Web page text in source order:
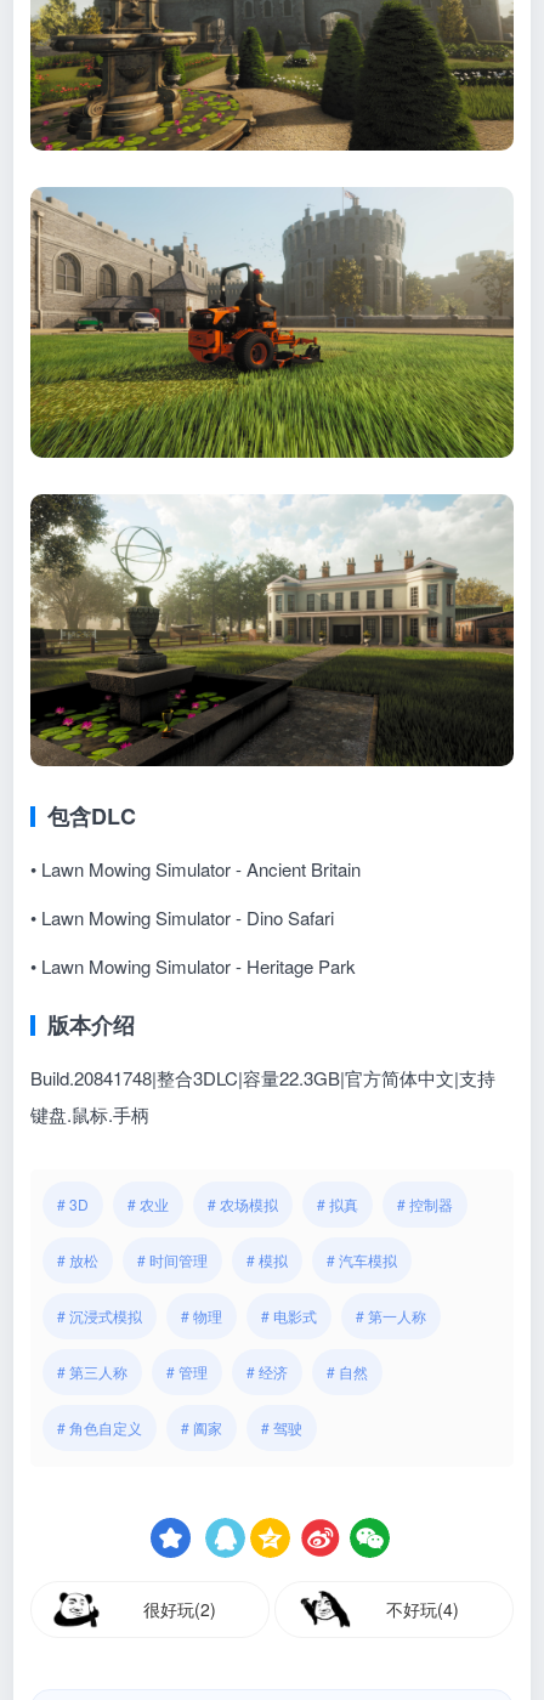
包含DLC
• Lawn Mowing Simulator - Ancient Britain
• Lawn Mowing Simulator - Dino Safari
• Lawn Mowing Simulator - Heritage Park
版本介绍
Build.20841748|整合3DLC|容量22.3GB|官方简体中文|支持
键盘.鼠标.手柄
# 3D # 农业 # 农场模拟 # 拟真 # 控制器
# 放松 # 时间管理 # 模拟 # 汽车模拟
# 沉浸式模拟 # 物理 # 电影式 # 第一人称
# 第三人称 # 管理 # 经济 # 自然
# 角色自定义 # 阖家 # 驾驶
很好玩(2) 不好玩(4)